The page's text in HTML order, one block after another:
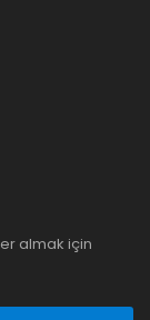
almak için